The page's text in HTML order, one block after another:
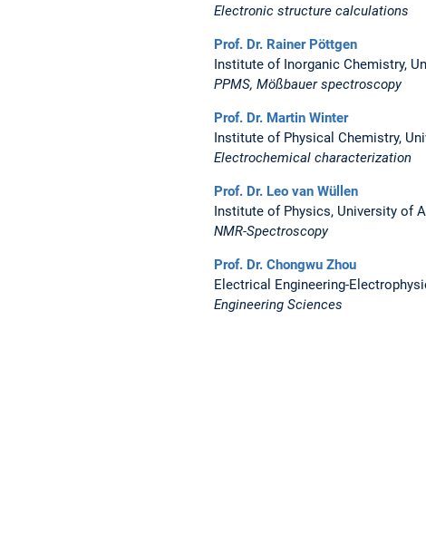
Electronic structure calculations
Prof. Dr. Rainer Pöttgen
Institute of Inorganic Chemistry,
PPMS, Mößbauer spectroscopy
Prof. Dr. Martin Winter
Institute of Physical Chemistry,
Electrochemical characterization
Prof. Dr. Leo van Wüllen
Institute of Physics, University of
NMR-Spectroscopy
Prof. Dr. Chongwu Zhou
Electrical Engineering-
Engineering Sciences